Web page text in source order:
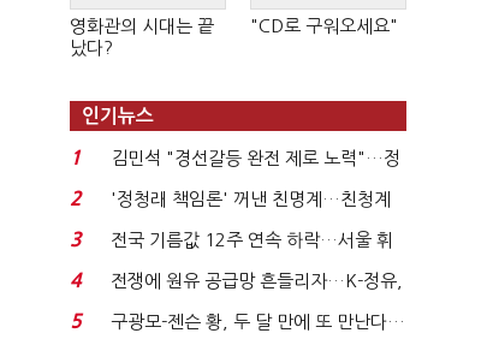
영화관의 시대는 끝
났다?
"CD로 구워오세요"
인기뉴스
1
김민석 "경선갈등 완전 제로 노력"…정
청래 "반명 공세 사...
2
'정청래 책임론' 꺼낸 친명계…친청계
는 추가투표 때리기...
3
전국 기름값 12주 연속 하락…서울 휘
발윳값 1909원...
4
전쟁에 원유 공급망 흔들리자…K-정유,
에너지안보 핵심...
5
구광모-젠슨 황, 두 달 만에 또 만난다…